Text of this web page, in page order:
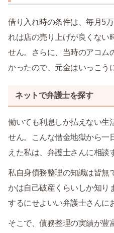
借り入れ時の条件は、毎月5
れは店の売り上げが良くない
せん。さらに、当時のアコム
かったので、元金はいっこう
ネットで弁護士を探す
働いても利息しか払えない生
せん。こんな借金地獄から一
えた私は、弁護士さんに相談
私自身債務整理の知識は皆無
かは自己破産くらいしか知り
するにせよいい弁護士さんに
そこで、債務整理の実績が豊